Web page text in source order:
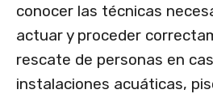
conocer las técnicas
actuar y proceder
rescate de personas en
instalaciones acuáticas,